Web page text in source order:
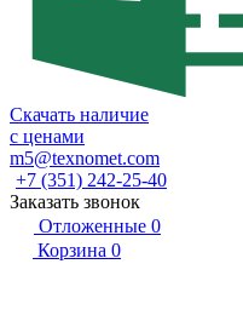
Скачать наличие
с ценами
m5@texnomet.com
+7 (351) 242-25-40
Заказать звонок
Отложенные 0
Корзина 0